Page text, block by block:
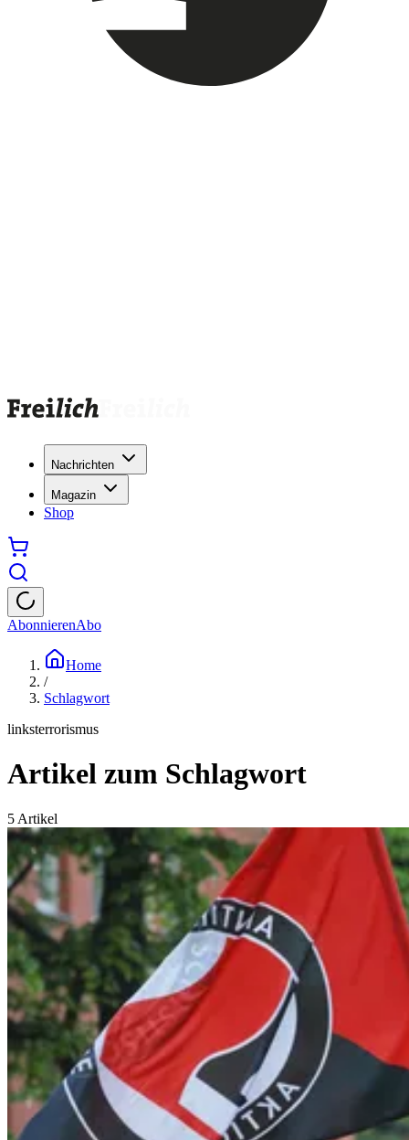
Nachrichten
Magazin
Shop
AbonnierenAbo
Home
/
Schlagwort
linksterrorismus
Artikel zum Schlagwort
5 Artikel